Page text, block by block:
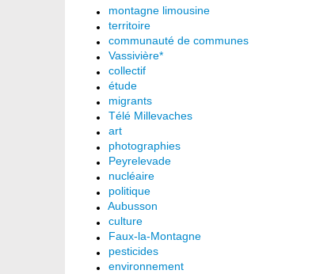
montagne limousine
territoire
communauté de communes
Vassivière*
collectif
étude
migrants
Télé Millevaches
art
photographies
Peyrelevade
nucléaire
politique
Aubusson
culture
Faux-la-Montagne
pesticides
environnement